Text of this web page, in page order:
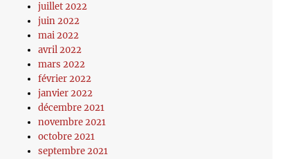
juillet 2022
juin 2022
mai 2022
avril 2022
mars 2022
février 2022
janvier 2022
décembre 2021
novembre 2021
octobre 2021
septembre 2021